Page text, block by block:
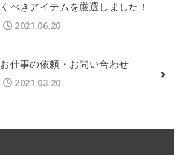
くべきアイテムを厳選しました！
2021.06.20
お仕事の依頼・お問い合わせ
2021.03.20